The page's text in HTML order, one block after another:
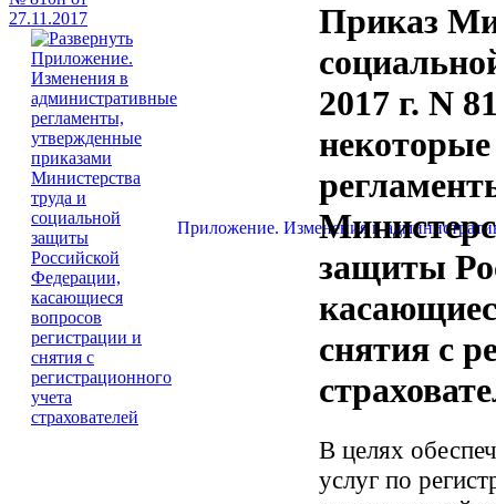
Приложение. Изменения в
Приказ
2017 г. N
защиты
снятия с
В целях
услуг по